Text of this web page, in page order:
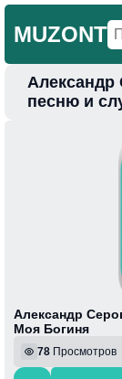
MUZONT
Главная
Александр
песню и
Александр
Моя Богиня
78 Просмотров